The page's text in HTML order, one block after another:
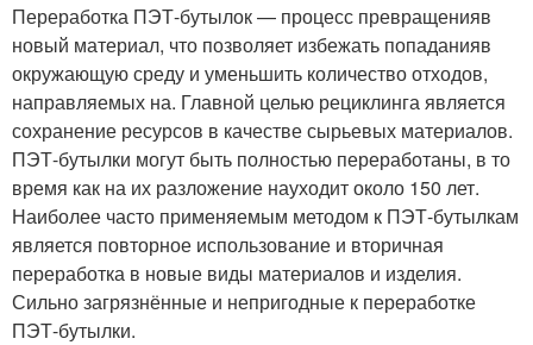
Переработка ПЭТ-бутылок — процесс превращенияв
новый материал, что позволяет избежать попаданияв
окружающую среду и уменьшить количество отходов,
направляемых на. Главной целью рециклинга является
сохранение ресурсов в качестве сырьевых материалов.
ПЭТ-бутылки могут быть полностью переработаны, в то
время как на их разложение науходит около 150 лет.
Наиболее часто применяемым методом к ПЭТ-бутылкам
является повторное использование и вторичная
переработка в новые виды материалов и изделия.
Сильно загрязнённые и непригодные к переработке
ПЭТ-бутылки.